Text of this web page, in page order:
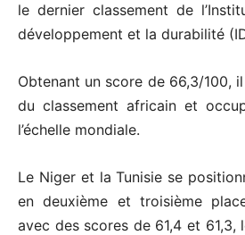
le dernier classement de
développement et la durabilité
Obtenant un score de 66,3/100,
du classement africain et
l’échelle mondiale.
Le Niger et la Tunisie se
en deuxième et troisième
avec des scores de 61,4 et 61,3,